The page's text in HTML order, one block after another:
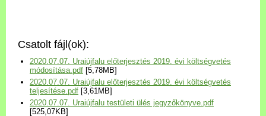
Választási információk
Versenyképes Járások
Program
Csatolt fájl(ok):
2020.07.07. Uraiújfalu előterjesztés 2019. évi költségvetés
módosítása.pdf [5,78MB]
2020.07.07. Uraiújfalu előterjesztés 2019. évi költségvetés
teljesítése.pdf [3,61MB]
2020.07.07. Uraiújfalu testületi ülés jegyzőkönyve.pdf
[525,07KB]